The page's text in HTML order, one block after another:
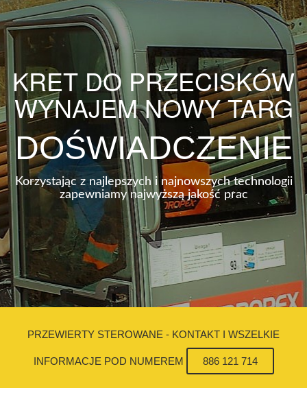
KRET DO PRZECISKÓW
WYNAJEM NOWY TARG
DOŚWIADCZENIE
Korzystając z najlepszych i najnowszych technologii
zapewniamy najwyższą jakość prac
PRZEWIERTY STEROWANE - KONTAKT I WSZELKIE
INFORMACJE POD NUMEREM 886 121 714